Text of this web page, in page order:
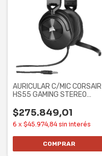
AURICULAR C/MIC CORSAIR
HS55 GAMING STEREO
$275.849,01
6 x $45.974,84 sin interés